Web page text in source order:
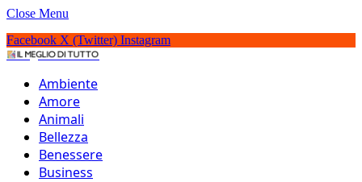
Close Menu
Facebook X (Twitter) Instagram
IlMeglioDiTutto.it
Ambiente
Amore
Animali
Bellezza
Benessere
Business